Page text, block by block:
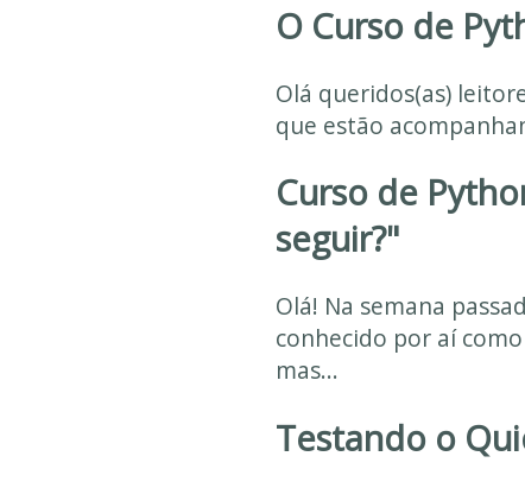
O Curso de
Olá queridos(as)
que estão
Curso de
seguir?"
Olá! Na semana
conhecido por aí
mas...
Testando o